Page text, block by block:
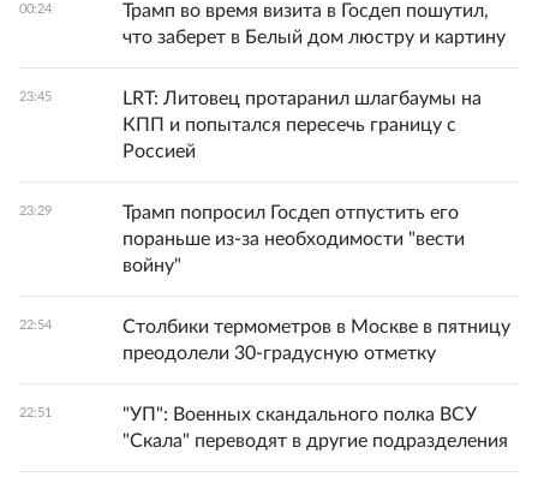
00:24
Трамп во время визита в Госдеп пошутил,
что заберет в Белый дом люстру и картину
23:45
LRT: Литовец протаранил шлагбаумы на
КПП и попытался пересечь границу с
Россией
23:29
Трамп попросил Госдеп отпустить его
пораньше из-за необходимости "вести
войну"
22:54
Столбики термометров в Москве в пятницу
преодолели 30-градусную отметку
22:51
"УП": Военных скандального полка ВСУ
"Скала" переводят в другие подразделения